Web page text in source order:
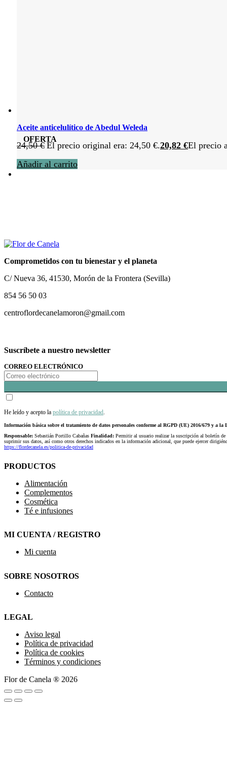
OFERTA
Aceite anticelulítico de Abedul Weleda
24,50€ El precio original era: 24,50 €.20,82 €El precio
Añadir al carrito
Comprometidos con tu bienestar y el planeta
C/ Nueva 36, 41530, Morón de la Frontera (Sevilla)
854 56 50 03
centroflordecanelamoron@gmail.com
Suscríbete a nuestro newsletter
CORREO ELECTRÓNICO
He leído y acepto la política de privacidad.
Información básica sobre el tratamiento de datos personales conforme al RGPD (UE) 2016/679 y a la
Responsable: Sebastián Portillo Cabañas Finalidad: Permitir al usuario realizar la suscripción al boletín
suprimir sus datos, así como otros derechos indicados en la información adicional, que puede ejercer
https://flordecanela.es/politica-de-privacidad
PRODUCTOS
Alimentación
Complementos
Cosmética
Té e infusiones
MI CUENTA / REGISTRO
Mi cuenta
SOBRE NOSOTROS
Contacto
LEGAL
Aviso legal
Política de privacidad
Política de cookies
Términos y condiciones
Flor de Canela ® 2026